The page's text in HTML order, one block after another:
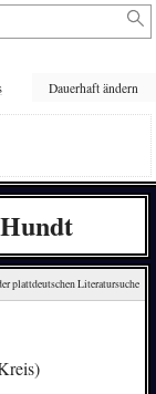
Dauerhaft ändern
plattdeutschen Literatursuche